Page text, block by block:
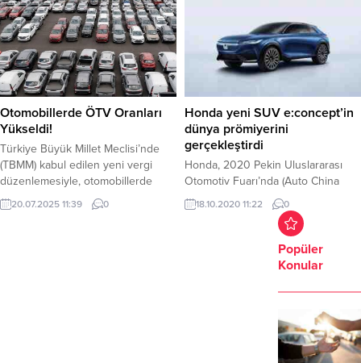
ilk 9 ayına göre yüzde 18 oranında
azaldı. Pandemi dolayısıyla üretimin
yavaşlaması, sıfır araçların ve buna
bağlı olarak da ikinci el otomobil
fiyatlarının yükselmesine neden
oldu. Sıfır araçlara talebin yüksek
olması ve otomobil...
yaptı.Hürriyet gazetesinden Cem
Özenen'in haberinde yer verdiği
TÜİK verilerine göre, ağustos
ayında trafiğe kaydı yapılan
ayına göre yüzde...
Otomobillerde ÖTV Oranları
Yükseldi!
Türkiye Büyük Millet Meclisi’nde
(TBMM) kabul edilen yeni vergi
düzenlemesiyle, otomobillerde
Özel Tüketim Vergisi (ÖTV) oranları
ve matrah dilimlerinde önemli
20.07.2025 11:39 0
Honda yeni SUV e:concept’in
dünya prömiyerini
gerçekleştirdi
Honda, 2020 Pekin Uluslararası
Otomotiv Fuarı’nda (Auto China
2020) tanıtımlarını gerçekleştirdi.
Honda’nın fuarda öne çıkan en
önemli yeniliği ise “Honda SUV
18.10.2020 11:22 0
Popüler
Konular